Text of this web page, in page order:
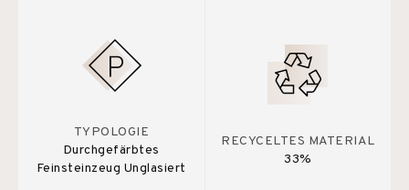
TYPOLOGIE
Durchgefärbtes
Feinsteinzeug Unglasiert
RECYCELTES MATERIAL
33%